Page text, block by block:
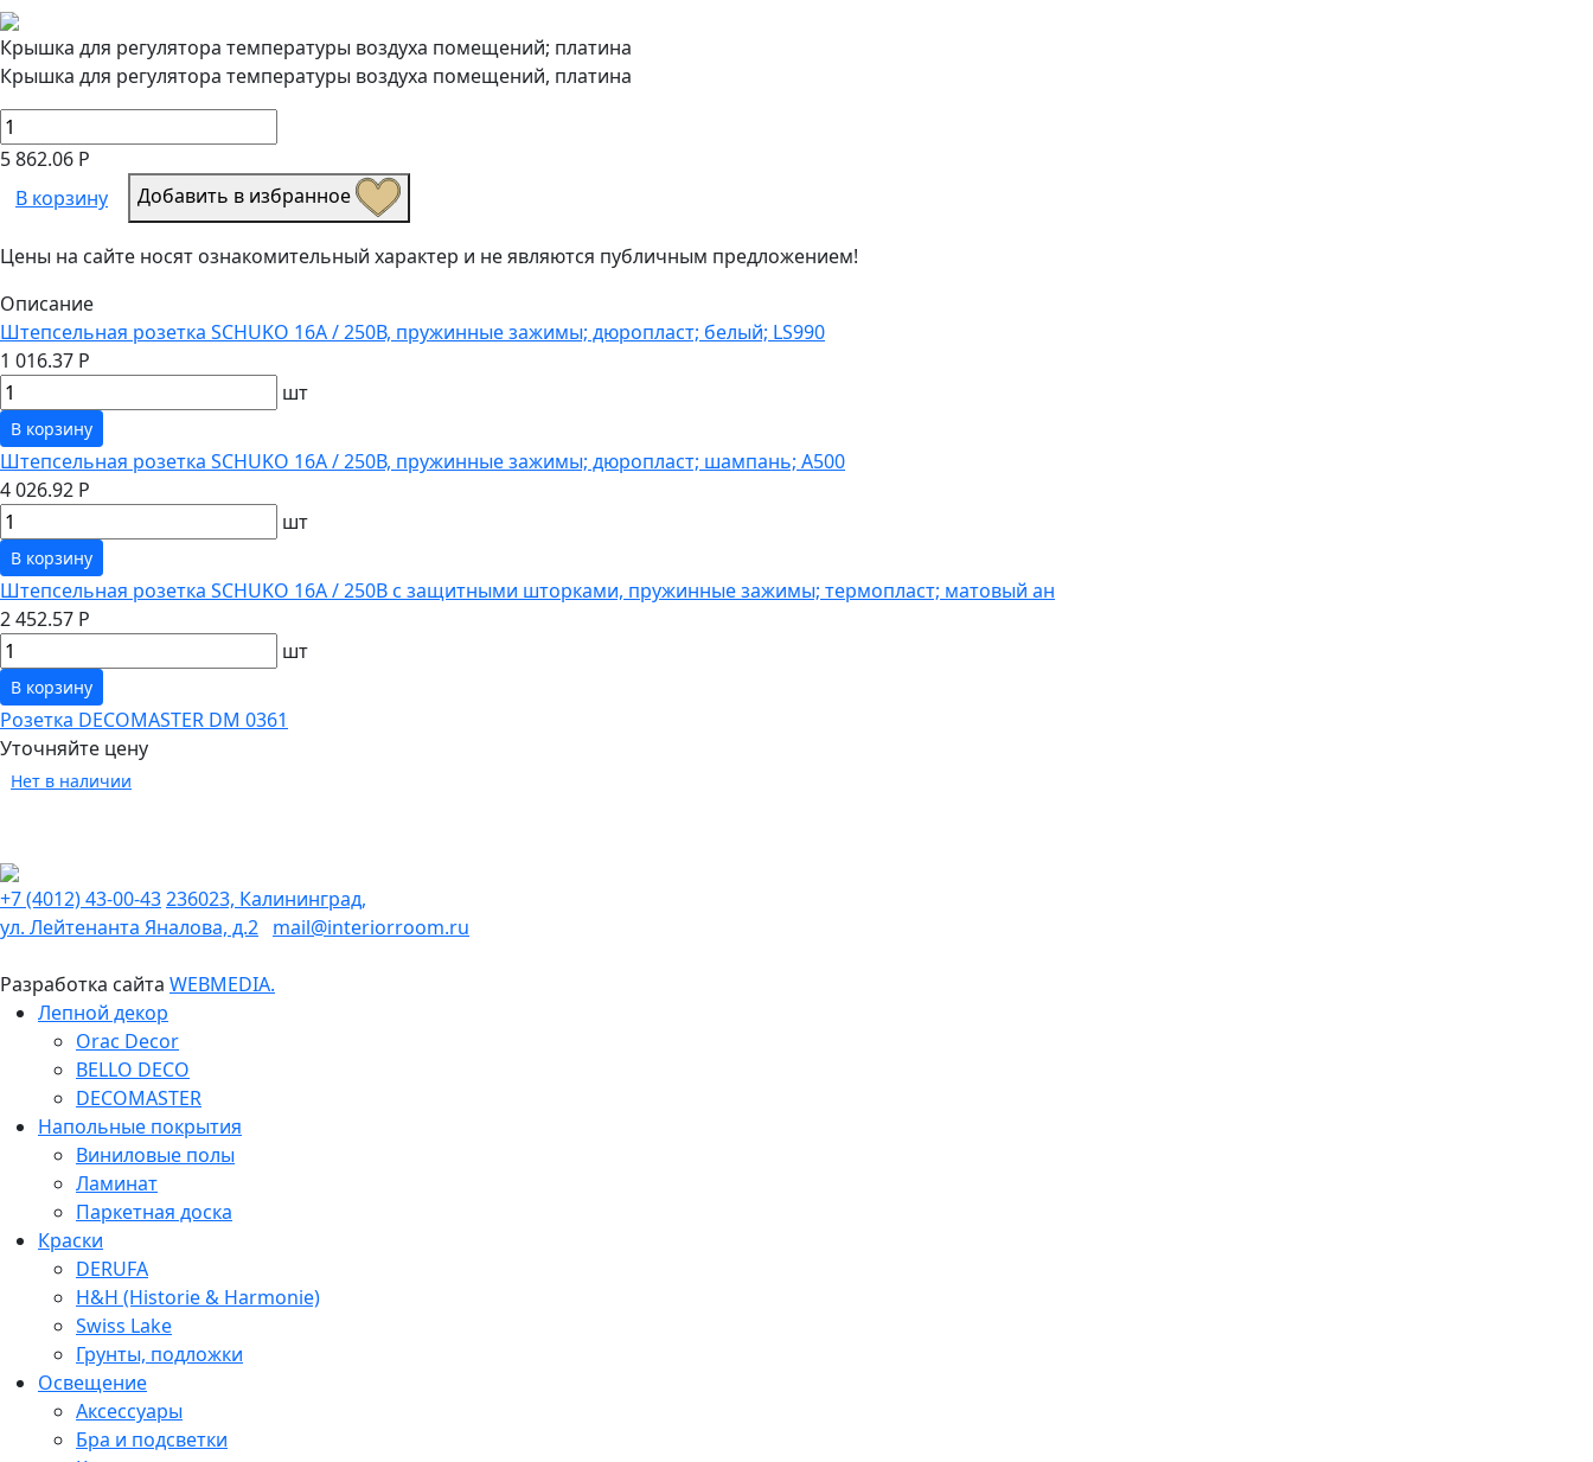
Крышка для регулятора температуры воздуха помещений; платина
Крышка для регулятора температуры воздуха помещений, платина
5 862.06 Р
В корзину
Добавить в избранное
Цены на сайте носят ознакомительный характер и не являются публичным предложением!
Описание
Штепсельная розетка SCHUKO 16А / 250В, пружинные зажимы; дюропласт; белый; LS990
1 016.37 Р
шт
В корзину
Штепсельная розетка SCHUKO 16А / 250В, пружинные зажимы; дюропласт; шампань; A500
4 026.92 Р
шт
В корзину
Штепсельная розетка SCHUKO 16А / 250В с защитными шторками, пружинные зажимы; термопласт; матовый ан
2 452.57 Р
шт
В корзину
Розетка DECOMASTER DM 0361
Уточняйте цену
Нет в наличии
+7 (4012) 43-00-43236023, Калининград,
ул. Лейтенанта Яналова, д.2 mail@interiorroom.ru
Разработка сайта WEBMEDIA.
Лепной декор
Orac Decor
BELLO DECO
DECOMASTER
Напольные покрытия
Виниловые полы
Ламинат
Паркетная доска
Краски
DERUFA
H&H (Historie & Harmonie)
Swiss Lake
Грунты, подложки
Освещение
Аксессуары
Бра и подсветки